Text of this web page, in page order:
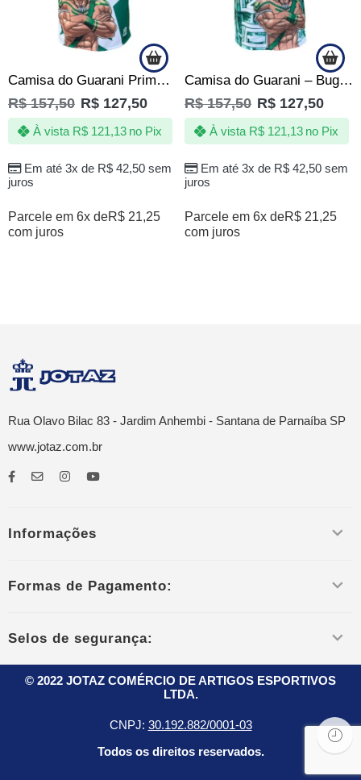
Camisa do Guarani Primeira Estrela do Interior 1978 -Oficial
R$157,50 R$ 127,50
Em até 3x de R$42,50sem
juros
À vista R$121,13 no Pix
Parcele em 6x deR$ 21,25
com juros
Camisa do Guarani – Bugrinho de Quebrada – Produto Oficial
R$157,50 R$ 127,50
Em até 3x de R$42,50sem
juros
À vista R$121,13 no Pix
Parcele em 6x deR$ 21,25
com juros
Rua Olavo Bilac 83 - Jardim Anhembi - Santana de Parnaíba SP
www.jotaz.com.br
Informações
Formas de Pagamento:
Selos de segurança:
© 2022 JOTAZ COMÉRCIO DE ARTIGOS ESPORTIVOS
LTDA.
CNPJ: 30.192.882/0001-03
Todos os direitos reservados.